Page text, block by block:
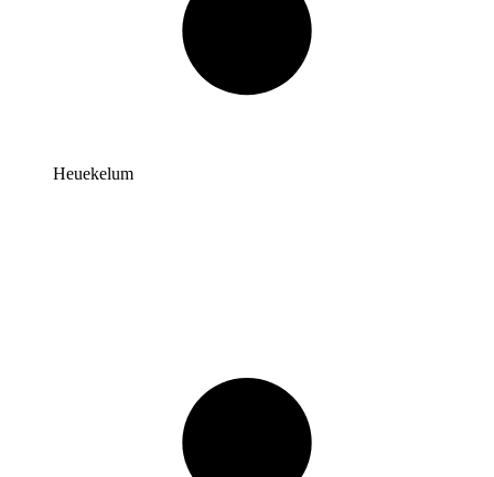
Heuekelum